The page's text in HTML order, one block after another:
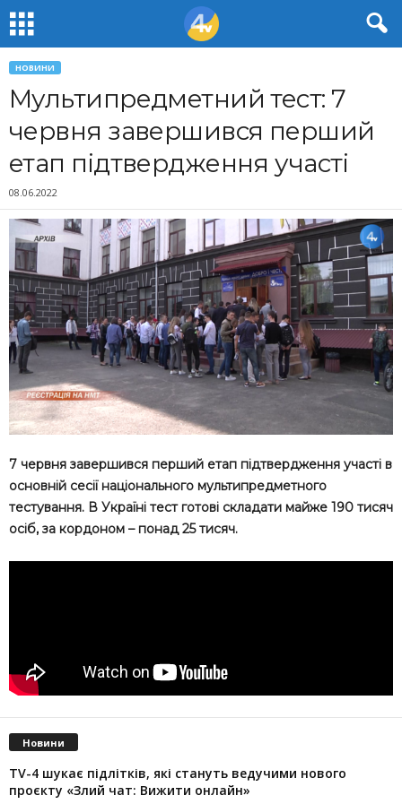
НОВИНИ
Мультипредметний тест: 7
червня завершився перший
етап підтвердження участі
08.06.2022
7 червня завершився перший етап підтвердження участі в
основній сесії національного мультипредметного
тестування. В Україні тест готові складати майже 190 тисяч
осіб, за кордоном – понад 25 тисяч.
Новини
TV-4 шукає підлітків, які стануть ведучими нового
проєкту «Злий чат: Вижити онлайн»